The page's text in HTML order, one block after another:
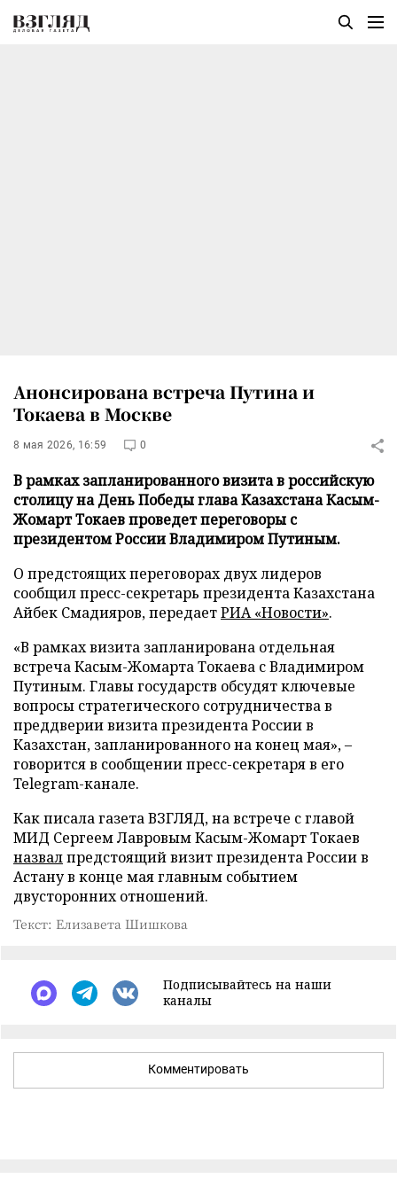
Анонсирована встреча Путина и
Токаева в Москве
8 мая 2026, 16:59 0
В рамках запланированного визита в российскую
столицу на День Победы глава Казахстана Касым-
Жомарт Токаев проведет переговоры с
президентом России Владимиром Путиным.
О предстоящих переговорах двух лидеров
сообщил пресс-секретарь президента Казахстана
Айбек Смадияров, передаетРИА «Новости».
«В рамках визита запланирована отдельная
встреча Касым-Жомарта Токаева с Владимиром
Путиным. Главы государств обсудят ключевые
вопросы стратегического сотрудничества в
преддверии визита президента России в
Казахстан, запланированного на конец мая», –
говорится в сообщении пресс-секретаря в его
Telegram-канале.
Как писала газета ВЗГЛЯД, на встрече с главой
МИД Сергеем Лавровым Касым-Жомарт Токаев
назвалпредстоящий визит президента России в
Астану в конце мая главным событием
двусторонних отношений.
Текст: Елизавета Шишкова
Подписывайтесь на наши
каналы
Комментировать